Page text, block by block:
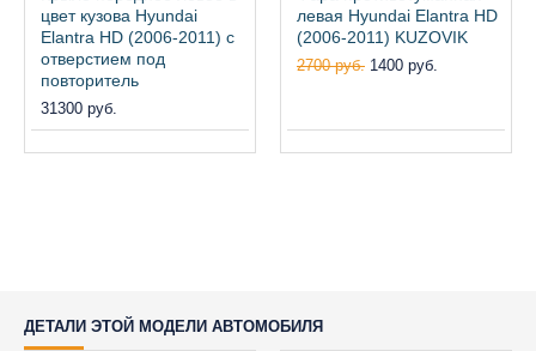
цвет кузова Hyundai
Elantra HD (2006-2011) с
отверстием под
повторитель
31300 руб.
левая Hyundai Elantra HD
(2006-2011) KUZOVIK
2700 руб. 1400 руб.
ДЕТАЛИ ЭТОЙ МОДЕЛИ АВТОМОБИЛЯ